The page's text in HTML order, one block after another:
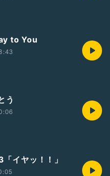
to You
う
イヤッ！！」